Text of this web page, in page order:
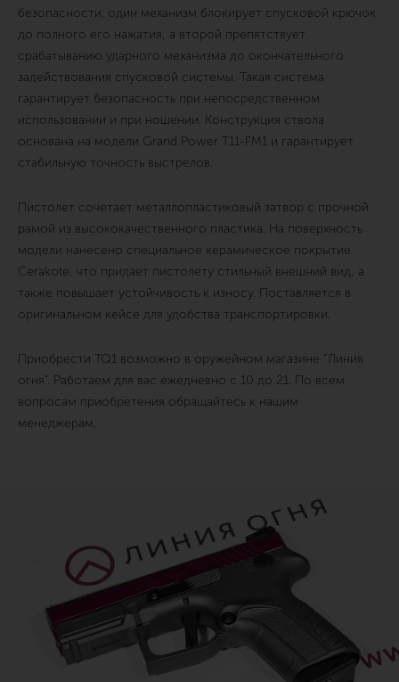
безопасности: один механизм блокирует спусковой крючок
до полного его нажатия, а второй препятствует
срабатыванию ударного механизма до окончательного
задействования спусковой системы. Такая система
гарантирует безопасность при непосредственном
использовании и при ношении. Конструкция ствола
основана на модели Grand Power Т11-FM1 и гарантирует
стабильную точность выстрелов.
Пистолет сочетает металлопластиковый затвор с прочной
рамой из высококачественного пластика. На поверхность
модели нанесено специальное керамическое покрытие
Cerakote, что придает пистолету стильный внешний вид, а
также повышает устойчивость к износу. Поставляется в
оригинальном кейсе для удобства транспортировки.
Приобрести TQ1 возможно в оружейном магазине “Линия
огня”. Работаем для вас ежедневно с 10 до 21. По всем
вопросам приобретения обращайтесь к нашим
менеджерам.